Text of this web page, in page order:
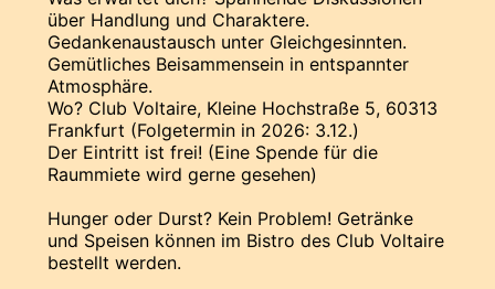
über Handlung und Charaktere.
Gedankenaustausch unter Gleichgesinnten.
Gemütliches Beisammensein in entspannter
Atmosphäre.
Wo? Club Voltaire, Kleine Hochstraße 5, 60313
Frankfurt (Folgetermin in 2026: 3.12.)
Der Eintritt ist frei! (Eine Spende für die
Raummiete wird gerne gesehen)
Hunger oder Durst? Kein Problem! Getränke
und Speisen können im Bistro des Club Voltaire
bestellt werden.